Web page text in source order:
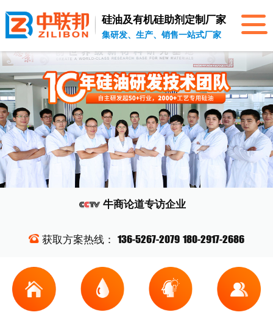
硅油及有机硅助剂 定制厂家
集研发、生产、销售一站式厂家
牛商论道专访企业
获取方案热线： 136-5267-2079 180-2917-2686